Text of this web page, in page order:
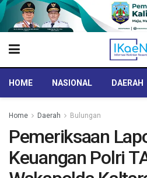
HOME NASIONAL DAERAH
Home Daerah Bulungan
Pemeriksaan
Keuangan Polri